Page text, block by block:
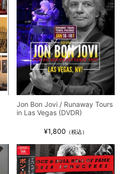
Jon Bon Jovi / Runaway Tours
in Las Vegas (DVDR)
¥1,800 （税込）